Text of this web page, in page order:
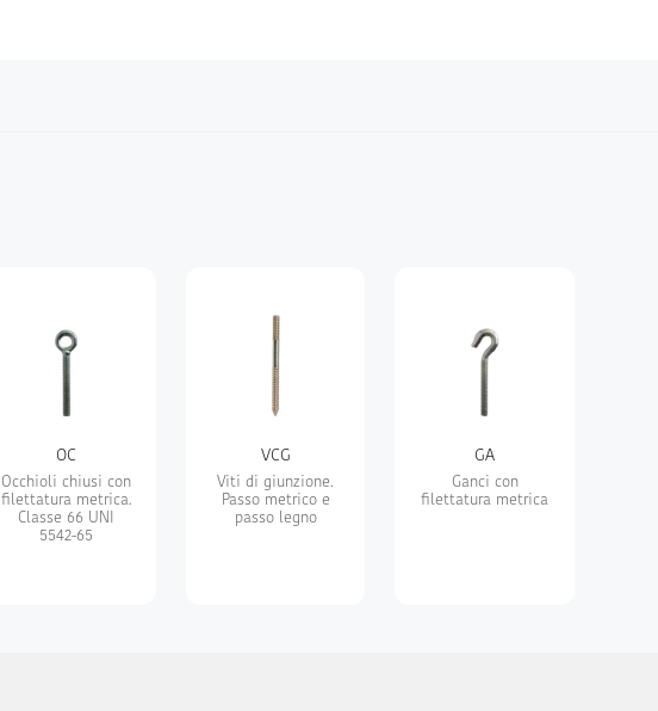
OC
Occhioli chiusi con
filettatura metrica.
Classe 66 UNI
5542-65
VCG
Viti di giunzione.
Passo metrico e
passo legno
GA
Ganci con
filettatura metrica